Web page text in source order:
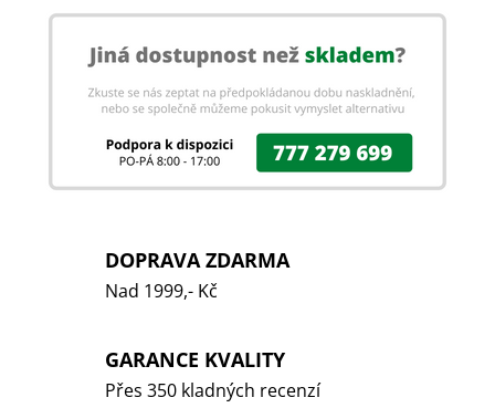
DOPRAVA ZDARMA
Nad 1999,- Kč
GARANCE KVALITY
Přes 350 kladných recenzí